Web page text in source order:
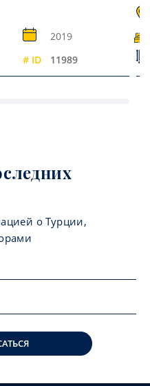
2019
# ID 11989
о Турции,